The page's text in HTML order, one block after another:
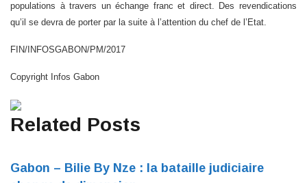
populations à travers un échange franc et direct. Des revendications
qu’il se devra de porter par la suite à l’attention du chef de l’Etat.
FIN/INFOSGABON/PM/2017
Copyright Infos Gabon
Related Posts
Gabon – Bilie By Nze : la bataille judiciaire